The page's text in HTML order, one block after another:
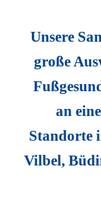
Unsere
große
an
Standorte
Vilbel,